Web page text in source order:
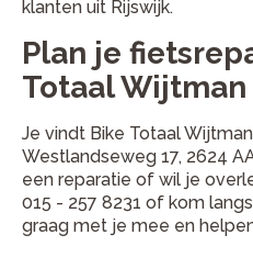
klanten uit Rijswijk.
Plan je
Totaal
Je vindt Bike Totaal
Westlandseweg 17, 2624
een reparatie of wil je
015 - 257 8231 of kom
graag met je mee en